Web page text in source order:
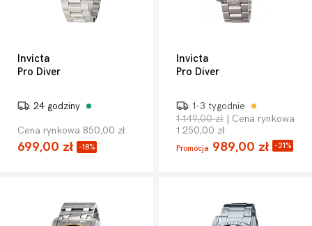
Invicta
Pro Diver
24 godziny
Cena rynkowa 850,00 zł
699,00 zł -18%
Invicta
Pro Diver
1-3 tygodnie
1 149,00 zł | Cena rynkowa
1 250,00 zł
Promocja 989,00 zł -21%